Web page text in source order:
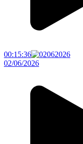
00:15:36
02/06/2026